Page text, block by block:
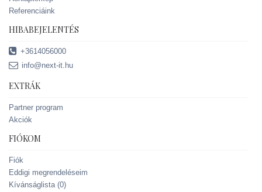
Referenciáink
HIBABEJELENTÉS
+3614056000
info@next-it.hu
EXTRÁK
Partner program
Akciók
FIÓKOM
Fiók
Eddigi megrendeléseim
Kívánságlista (0)